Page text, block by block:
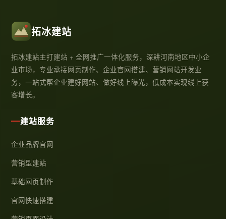
拓冰建站
拓冰建站主打建站 + 全网推广一体化服务，深耕河南地区中小企
业市场，专业承接网页制作、企业官网搭建、营销网站开发业
务，一站式帮企业建好网站、做好线上曝光，低成本实现线上获
客增长。
建站服务
企业品牌官网
营销型建站
基础网页制作
官网快速搭建